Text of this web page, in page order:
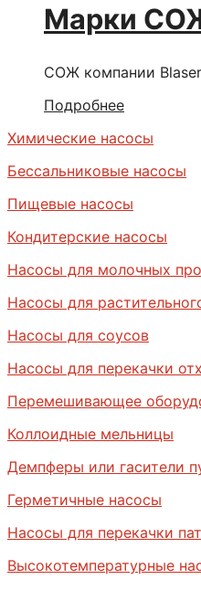
Марки
СОЖ компании
Подробнее
Химические насосы
Бессальниковые насосы
Пищевые насосы
Кондитерские насосы
Насосы для молочных
Насосы для
Насосы для соусов
Насосы для перекачки
Перемешивающее
Коллоидные мельницы
Демпферы или гасители
Герметичные насосы
Насосы для перекачки
Высокотемпературные